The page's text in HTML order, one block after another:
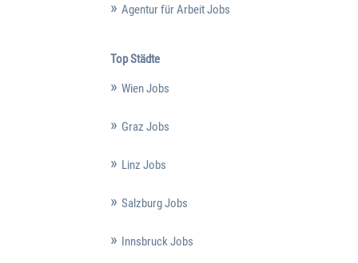
Agentur für Arbeit Jobs
Top Städte
Wien Jobs
Graz Jobs
Linz Jobs
Salzburg Jobs
Innsbruck Jobs